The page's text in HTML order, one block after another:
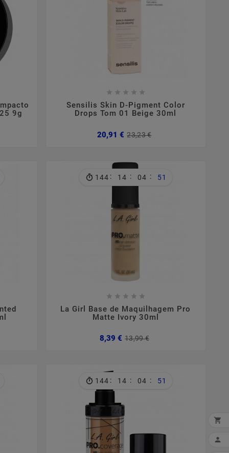
9g
    
Sensilis Skin D-Pigment Color
Drops Tom 01 Beige 30ml
20,91 € 23,23 €
144 : 14 : 04 : 50
    
La Girl Base de Maquilhagem Pro
Matte Ivory 30ml
8,39 € 13,99 €
144 : 14 : 04 : 50

